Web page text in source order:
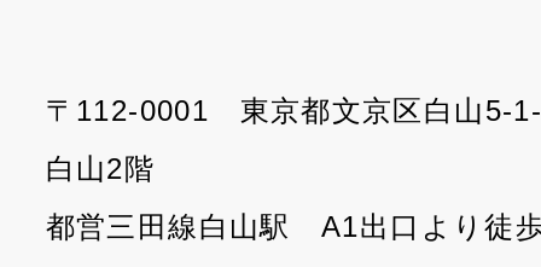
〒112-0001 東京都文京区白山5-
白山2階
都営三田線白山駅 A1出口より徒